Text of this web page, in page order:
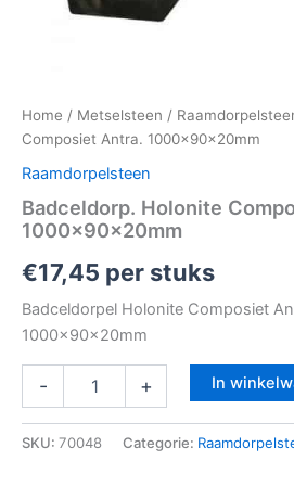
Home / Metselsteen /
Composiet Antra. 1000x90x20mm
Raamdorpelsteen
Badceldorp. Holonite
1000x90x20mm
€17,45 per stuks
Badceldorpel Holonite Composiet
1000x90x20mm
- + In
SKU: 70048 Categorie: